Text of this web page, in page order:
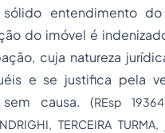
entendimento do
do imóvel é
cuja natureza
e se justifica pela
sem causa. (REsp
TERCEIRA